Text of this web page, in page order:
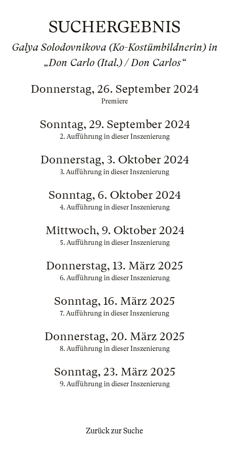
SUCHERGEBNIS
Galya Solodovnikova (Ko-Kostümbildnerin) in
„Don Carlo (Ital.) / Don Carlos“
Donnerstag, 26. September 2024
Premiere
Sonntag, 29. September 2024
2. Aufführung in dieser Inszenierung
Donnerstag, 3. Oktober 2024
3. Aufführung in dieser Inszenierung
Sonntag, 6. Oktober 2024
4. Aufführung in dieser Inszenierung
Mittwoch, 9. Oktober 2024
5. Aufführung in dieser Inszenierung
Donnerstag, 13. März 2025
6. Aufführung in dieser Inszenierung
Sonntag, 16. März 2025
7. Aufführung in dieser Inszenierung
Donnerstag, 20. März 2025
8. Aufführung in dieser Inszenierung
Sonntag, 23. März 2025
9. Aufführung in dieser Inszenierung
Zurück zur Suche